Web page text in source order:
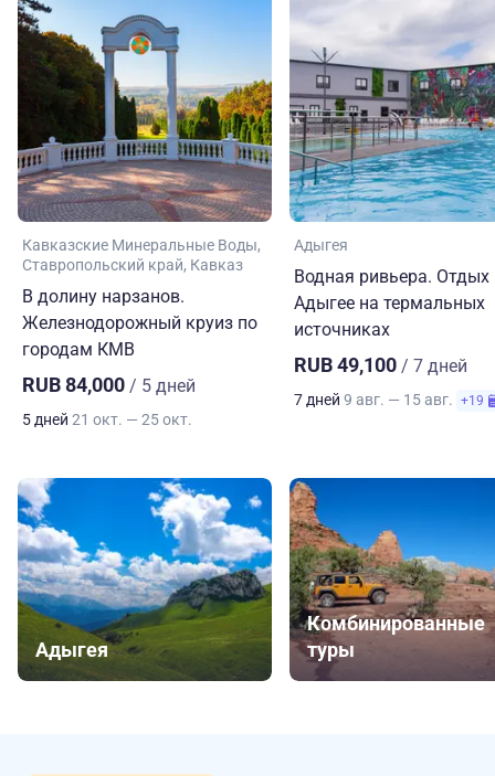
Кавказские Минеральные Воды
Ставропольский край Кавказ
В долину нарзанов.
Железнодорожный круиз по
городам КМВ
RUB 84,000 / 5 дней
5 дней 21 окт. — 25 окт.
Адыгея
Водная ривьера. Отдых
Адыгее на термальных
источниках
RUB 49,100 / 7 дней
7 дней 9 авг. — 15 авг. +19
Адыгея
Комбинированные
туры